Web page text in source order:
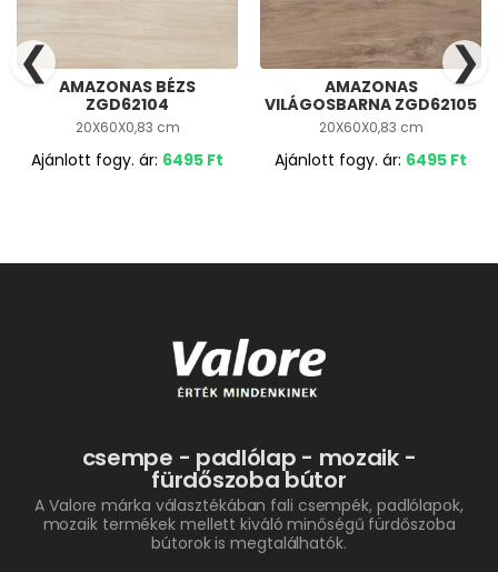
AMAZONAS BÉZS
ZGD62104
20X60X0,83 cm
Ajánlott fogy. ár: 6495 Ft
AMAZONAS
VILÁGOSBARNA ZGD62105
20X60X0,83 cm
Ajánlott fogy. ár: 6495 Ft
❮ ❯
csempe - padlólap - mozaik -
fürdőszoba bútor
A Valore márka választékában fali csempék, padlólapok,
mozaik termékek mellett kiváló minőségű fürdőszoba
bútorok is megtalálhatók.